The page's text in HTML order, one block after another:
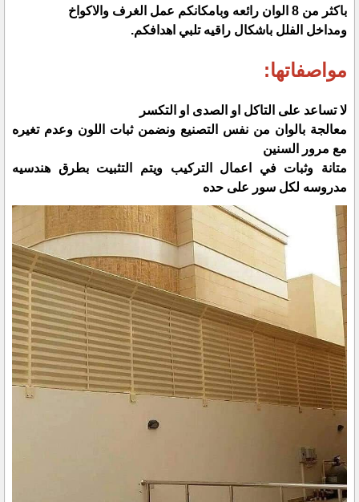
باكثر من 8 الوان رائعه وبامكانكم عمل الغرف والاكواخ
ومداخل الفلل باشكال راقيه تلبي اهدافكم.
مواصفاتها:
لا تساعد على التاكل او الصدى او التكسر
معالجة بالوان من نفس التصنيع ونضمن ثبات اللون وعدم تغيره
مع مرور السنين
متانة وثبات في اعمال التركيب ويتم التثبيت بطرق هندسيه
مدروسه لكل سور على حده